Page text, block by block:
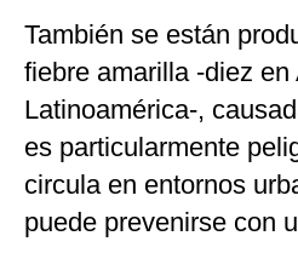
También se están
fiebre amarilla -diez en
Latinoamérica-,
es particularmente
circula en entornos
puede prevenirse con